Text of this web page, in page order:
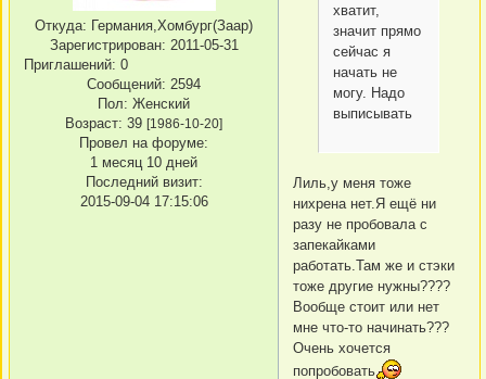
Откуда: Германия,Хомбург(Заар)
Зарегистрирован: 2011-05-31
Приглашений: 0
Сообщений: 2594
Пол: Женский
Возраст: 39 [1986-10-20]
Провел на форуме:
1 месяц 10 дней
Последний визит:
2015-09-04 17:15:06
хватит,
значит прямо
сейчас я
начать не
могу. Надо
выписывать
Лиль,у меня тоже
нихрена нет.Я ещё ни
разу не пробовала с
запекайками
работать.Там же и стэки
тоже другие нужны????
Вообще стоит или нет
мне что-то начинать???
Очень хочется
попробовать